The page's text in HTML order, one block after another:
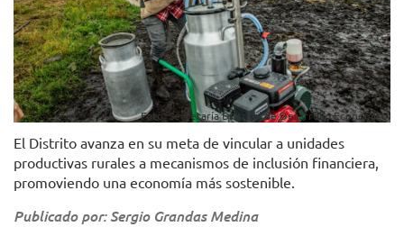
Foto: Secretaría Distrital de Desarrollo Económico.
El Distrito avanza en su meta de vincular a unidades
productivas rurales a mecanismos de inclusión financiera,
promoviendo una economía más sostenible.
Publicado por: Sergio Grandas Medina